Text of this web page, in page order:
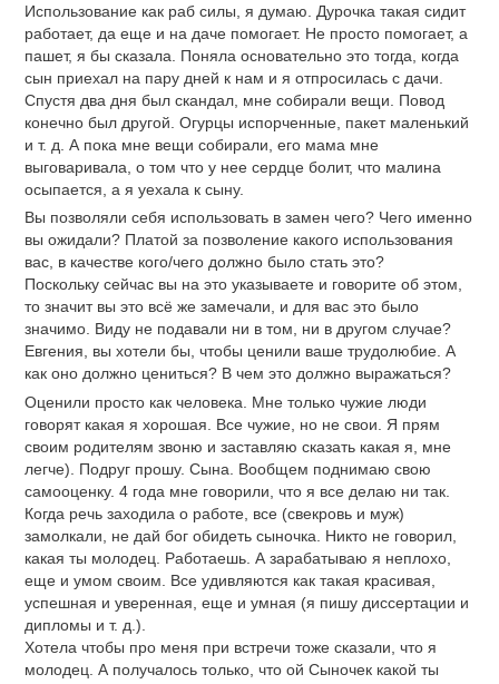
Использование как раб силы, я думаю. Дурочка такая сидит
работает, да еще и на даче помогает. Не просто помогает, а
пашет, я бы сказала. Поняла основательно это тогда, когда
сын приехал на пару дней к нам и я отпросилась с дачи.
Спустя два дня был скандал, мне собирали вещи. Повод
конечно был другой. Огурцы испорченные, пакет маленький
и т. д. А пока мне вещи собирали, его мама мне
выговаривала, о том что у нее сердце болит, что малина
осыпается, а я уехала к сыну.
Вы позволяли себя использовать в замен чего? Чего именно
вы ожидали? Платой за позволение какого использования
вас, в качестве кого/чего должно было стать это?
Поскольку сейчас вы на это указываете и говорите об этом,
то значит вы это всё же замечали, и для вас это было
значимо. Виду не подавали ни в том, ни в другом случае?
Евгения, вы хотели бы, чтобы ценили ваше трудолюбие. А
как оно должно цениться? В чем это должно выражаться?
Оценили просто как человека. Мне только чужие люди
говорят какая я хорошая. Все чужие, но не свои. Я прям
своим родителям звоню и заставляю сказать какая я, мне
легче). Подруг прошу. Сына. Вообщем поднимаю свою
самооценку. 4 года мне говорили, что я все делаю ни так.
Когда речь заходила о работе, все (свекровь и муж)
замолкали, не дай бог обидеть сыночка. Никто не говорил,
какая ты молодец. Работаешь. А зарабатываю я неплохо,
еще и умом своим. Все удивляются как такая красивая,
успешная и уверенная, еще и умная (я пишу диссертации и
дипломы и т. д.).
Хотела чтобы про меня при встречи тоже сказали, что я
молодец. А получалось только, что ой Сыночек какой ты